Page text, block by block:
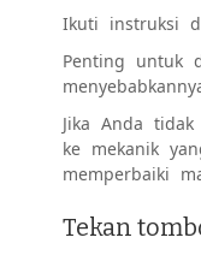
Ikuti instruksi
Penting untuk
Jika Anda
ke mekanik
memperbaiki
Tekan